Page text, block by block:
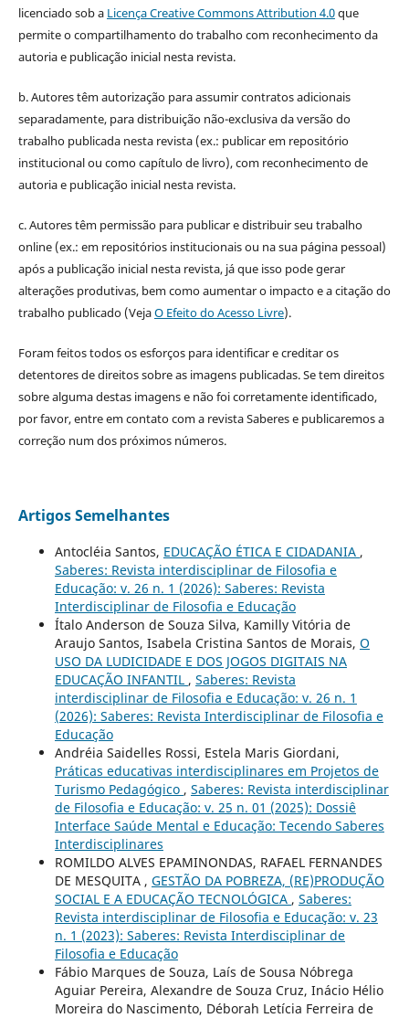
licenciado sob a Licença Creative Commons Attribution 4.0que
permite o compartilhamento do trabalho com reconhecimento da
autoria e publicação inicial nesta revista.
b. Autores têm autorização para assumir contratos adicionais
separadamente, para distribuição não-exclusiva da versão do
trabalho publicada nesta revista (ex.: publicar em repositório
institucional ou como capítulo de livro), com reconhecimento de
autoria e publicação inicial nesta revista.
c. Autores têm permissão para publicar e distribuir seu trabalho
online (ex.: em repositórios institucionais ou na sua página pessoal)
após a publicação inicial nesta revista, já que isso pode gerar
alterações produtivas, bem como aumentar o impacto e a citação do
trabalho publicado (VejaO Efeito do Acesso Livre).
Foram feitos todos os esforços para identificar e creditar os
detentores de direitos sobre as imagens publicadas. Se tem direitos
sobre alguma destas imagens e não foi corretamente identificado,
por favor, entre em contato com a revista Saberes e publicaremos a
correção num dos próximos números.
Artigos Semelhantes
Antocléia Santos, EDUCAÇÃO ÉTICA E CIDADANIA ,
Saberes: Revista interdisciplinar de Filosofia e
Educação: v. 26 n. 1 (2026): Saberes: Revista
Interdisciplinar de Filosofia e Educação
Ítalo Anderson de Souza Silva, Kamilly Vitória de
Araujo Santos, Isabela Cristina Santos de Morais, O
USO DA LUDICIDADE E DOS JOGOS DIGITAIS NA
EDUCAÇÃO INFANTIL , Saberes: Revista
interdisciplinar de Filosofia e Educação: v. 26 n. 1
(2026): Saberes: Revista Interdisciplinar de Filosofia e
Educação
Andréia Saidelles Rossi, Estela Maris Giordani,
Práticas educativas interdisciplinares em Projetos de
Turismo Pedagógico , Saberes: Revista interdisciplinar
de Filosofia e Educação: v. 25 n. 01 (2025): Dossiê
Interface Saúde Mental e Educação: Tecendo Saberes
Interdisciplinares
ROMILDO ALVES EPAMINONDAS, RAFAEL FERNANDES
DE MESQUITA , GESTÃO DA POBREZA, (RE)PRODUÇÃO
SOCIAL E A EDUCAÇÃO TECNOLÓGICA , Saberes:
Revista interdisciplinar de Filosofia e Educação: v. 23
n. 1 (2023): Saberes: Revista Interdisciplinar de
Filosofia e Educação
Fábio Marques de Souza, Laís de Sousa Nóbrega
Aguiar Pereira, Alexandre de Souza Cruz, Inácio Hélio
Moreira do Nascimento, Déborah Letícia Ferreira de